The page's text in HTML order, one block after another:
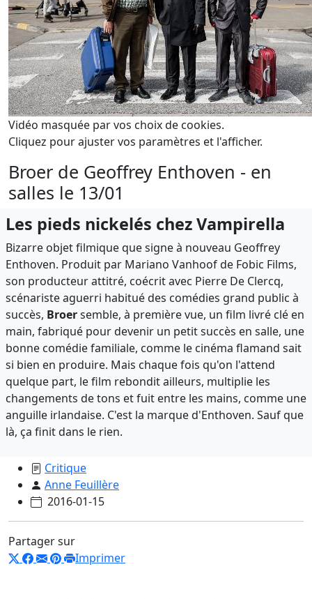
Vidéo masquée par vos choix de cookies.
Cliquez pour ajuster vos paramètres et l'afficher.
Broer de Geoffrey Enthoven - en
salles le 13/01
Les pieds nickelés chez Vampirella
Bizarre objet filmique que signe à nouveau Geoffrey
Enthoven. Produit par Mariano Vanhoof de Fobic Films,
son producteur attitré, coécrit avec Pierre De Clercq,
scénariste aguerri habitué des comédies grand public à
succès, Broersemble, à première vue, un film livré clé en
main, fabriqué pour devenir un petit succès en salle, une
bonne comédie familiale, comme le cinéma flamand sait
si bien en produire. Mais chaque fois qu'on l'attend
quelque part, le film rebondit ailleurs, multiplie les
changements de tons et fuit entre les mains, comme une
anguille irlandaise. C'est la marque d'Enthoven. Sauf que
là, ça finit dans le rien.
Critique
Anne Feuillère
2016-01-15
Partager sur
Imprimer